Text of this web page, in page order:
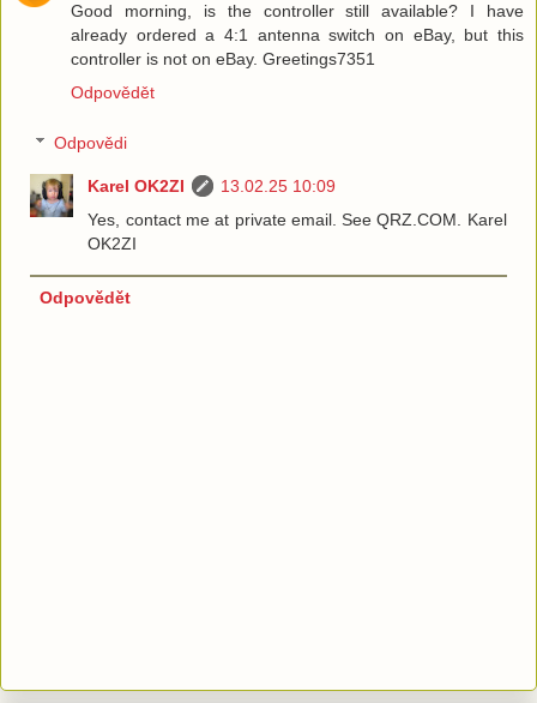
Good morning, is the controller still available? I have
already ordered a 4:1 antenna switch on eBay, but this
controller is not on eBay. Greetings7351
Odpovědět
Odpovědi
Karel OK2ZI
13.02.25 10:09
Yes, contact me at private email. See QRZ.COM. Karel
OK2ZI
Odpovědět